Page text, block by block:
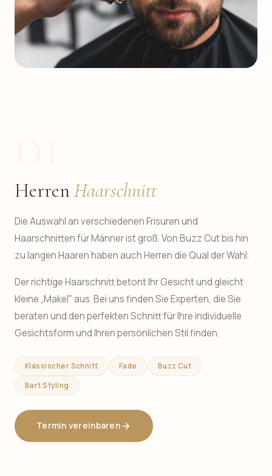
Herren Haarschnitt
Die Auswahl an verschiedenen Frisuren und
Haarschnitten für Männer ist groß. Von Buzz Cut bis hin
zu langen Haaren haben auch Herren die Qual der Wahl.
Der richtige Haarschnitt betont Ihr Gesicht und gleicht
kleine „Makel" aus. Bei uns finden Sie Experten, die Sie
beraten und den perfekten Schnitt für Ihre individuelle
Gesichtsform und Ihren persönlichen Stil finden.
Klassischer Schnitt Fade Buzz Cut
Bart Styling
Termin vereinbaren